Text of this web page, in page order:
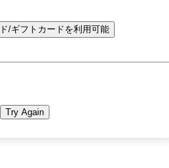
/ギフトカードを利用可能
Try Again